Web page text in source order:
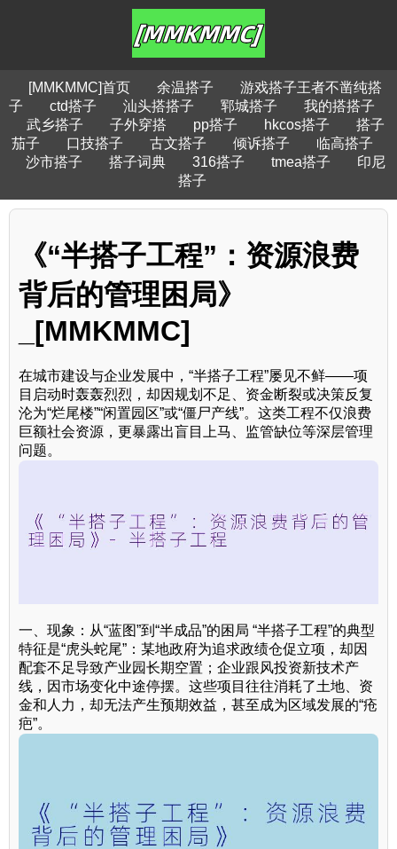
[MMKMMC]首页 余温搭子
游戏搭子王者不凿纯搭
子
ctd搭子 汕头搭搭子 郓城搭子
我的搭搭子
武乡搭子
子外穿搭 pp搭子 hkcos搭子
搭子
茄子
口技搭子 古文搭子 倾诉搭子
临高搭子
沙市搭子
搭子词典 316搭子 tmea搭子
印尼
搭子
《“半搭子工程”：资源浪费
背后的管理困局》
_[MMKMMC]
在城市建设与企业发展中，“半搭子工程”屡见不鲜——项
目启动时轰轰烈烈，却因规划不足、资金断裂或决策反复
沦为“烂尾楼”“闲置园区”或“僵尸产线”。这类工程不仅浪费
巨额社会资源，更暴露出盲目上马、监管缺位等深层管理
问题。
一、现象：从“蓝图”到“半成品”的困局 “半搭子工程”的典型
特征是“虎头蛇尾”：某地政府为追求政绩仓促立项，却因
配套不足导致产业园长期空置；企业跟风投资新技术产
线，因市场变化中途停摆。这些项目往往消耗了土地、资
金和人力，却无法产生预期效益，甚至成为区域发展的“疮
疤”。